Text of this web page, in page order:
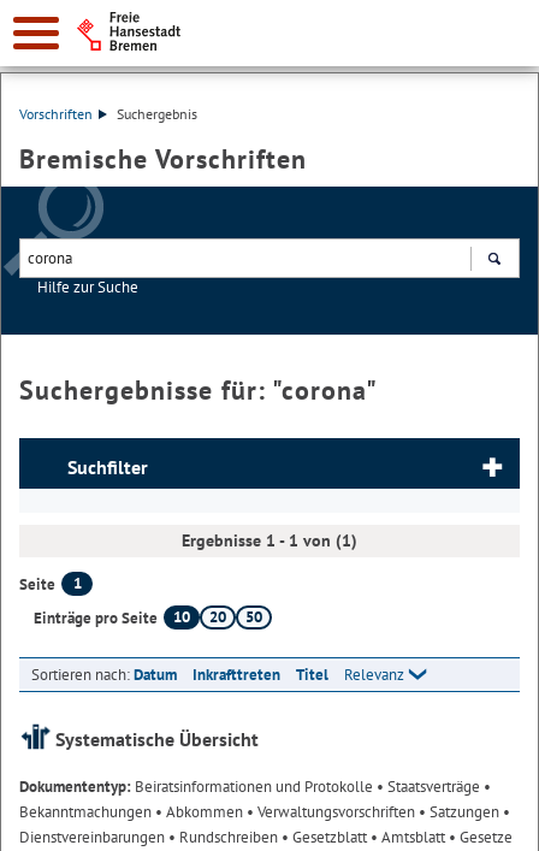
Vorschriften Suchergebnis
Bremische Vorschriften
Hilfe zur Suche
Suchergebnisse für: "corona"
Suchfilter
Ergebnisse 1 - 1 von (1)
Seite
1
Einträge pro Seite
10 20 50
Sortieren nach:Datum Inkrafttreten Titel Relevanz
Systematische Übersicht
Dokumententyp: Beiratsinformationen und Protokolle • Staatsverträge •
Bekanntmachungen • Abkommen • Verwaltungsvorschriften • Satzungen •
Dienstvereinbarungen • Rundschreiben • Gesetzblatt• Amtsblatt• Gesetze